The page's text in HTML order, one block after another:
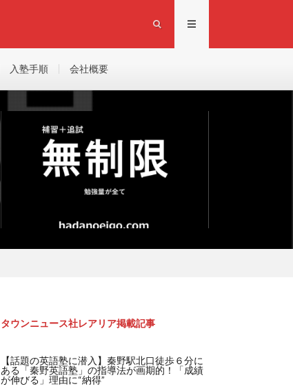
入塾手順 会社概要
タウンニュース社レアリア掲載記事
【話題の英語塾に潜入】秦野駅北口徒歩６分に
ある「秦野英語塾」の指導法が画期的！「成績
が伸びる」理由に“納得”